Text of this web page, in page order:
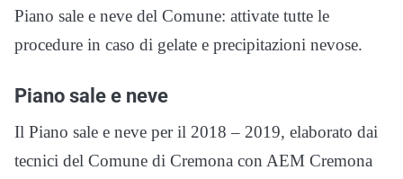
Piano sale e neve del Comune: attivate tutte le
procedure in caso di gelate e precipitazioni nevose.
Piano sale e neve
Il Piano sale e neve per il 2018 – 2019, elaborato dai
tecnici del Comune di Cremona con AEM Cremona